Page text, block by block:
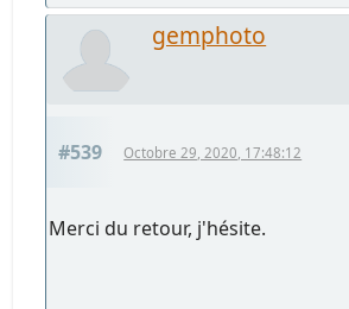
gemphoto
#539 Octobre 29, 2020, 17:48:12
Merci du retour, j'hésite.